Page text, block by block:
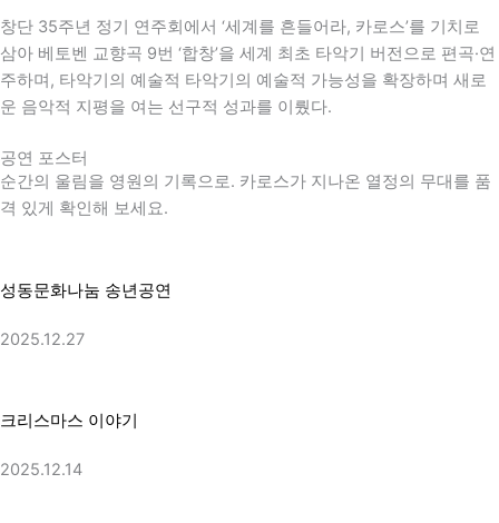
창단 35주년 정기 연주회에서 ‘세계를 흔들어라, 카로스’를 기치로
삼아 베토벤 교향곡 9번 ‘합창’을 세계 최초 타악기 버전으로 편곡·연
주하며, 타악기의 예술적 타악기의 예술적 가능성을 확장하며 새로
운 음악적 지평을 여는 선구적 성과를 이뤘다.
공연 포스터
순간의 울림을 영원의 기록으로. 카로스가 지나온 열정의 무대를 품
격 있게 확인해 보세요.
성동문화나눔 송년공연
2025.12.27
크리스마스 이야기
2025.12.14